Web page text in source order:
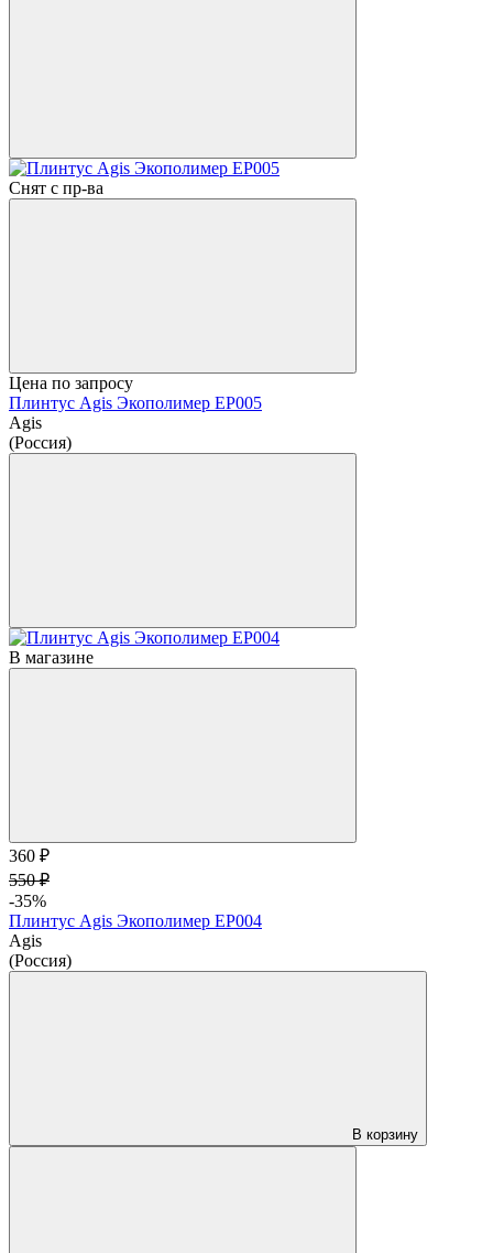
Снят с пр-ва
Цена по запросу
Плинтус Agis Экополимер EP005
Agis
(Россия)
В магазине
360 ₽
550 ₽
-35%
Плинтус Agis Экополимер EP004
Agis
(Россия)
В корзину